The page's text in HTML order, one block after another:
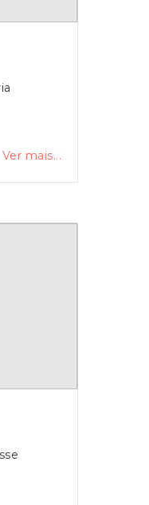
Ver mais...